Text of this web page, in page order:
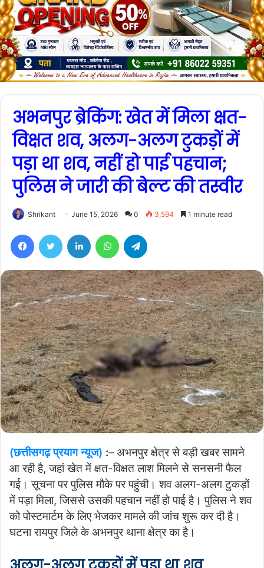
अभनपुर ब्रेकिंग: खेत में मिला क्षत-
विक्षत शव, अलग-अलग टुकड़ों में
पड़ा था शव, नहीं हो पाई पहचान;
पुलिस ने जारी की बेल्ट की तस्वीर
Shrikant June 15, 2026 0 3,594 1 minute read
(छत्तीसगढ़ प्रयाग न्यूज) :– अभनपुर क्षेत्र से बड़ी खबर सामने
आ रही है, जहां खेत में क्षत-विक्षत लाश मिलने से सनसनी फैल
गई। सूचना पर पुलिस मौके पर पहुंची। शव अलग-अलग टुकड़ों
में पड़ा मिला, जिससे उसकी पहचान नहीं हो पाई है। पुलिस ने शव
को पोस्टमार्टम के लिए भेजकर मामले की जांच शुरू कर दी है।
घटना रायपुर जिले के अभनपुर थाना क्षेत्र का है।